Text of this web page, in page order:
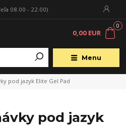
Menu
08.00 - 22.00)
0
0,00 EUR
pod jazyk Elite Gel Pad
pod jazyk